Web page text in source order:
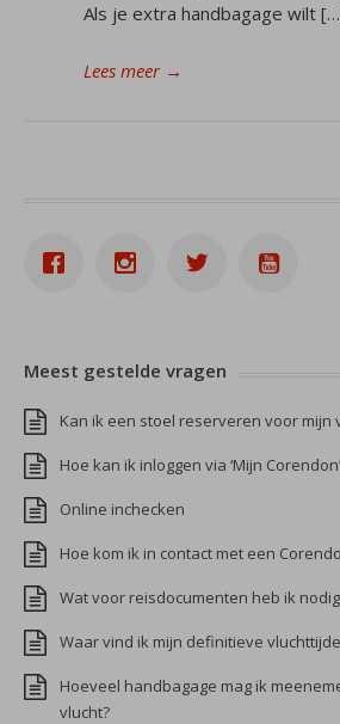
Als je extra handbagage wilt
Lees meer→
Meest gestelde vragen
Kan ik een stoel reserveren voor mijn
Hoe kan ik inloggen via ‘Mijn
Online inchecken
Hoe kom ik in contact met een
Wat voor reisdocumenten heb ik
Waar vind ik mijn definitieve
Hoeveel handbagage mag ik
vlucht?